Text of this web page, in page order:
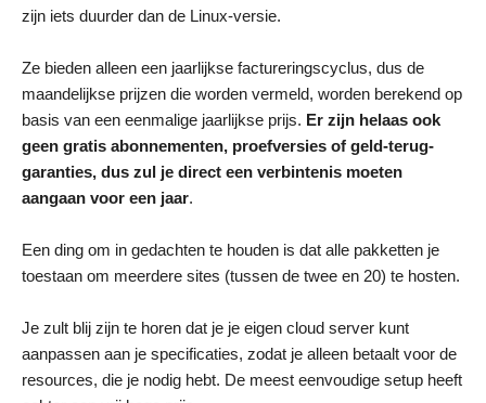
zijn iets duurder dan de Linux-versie.
Ze bieden alleen een jaarlijkse factureringscyclus, dus de
maandelijkse prijzen die worden vermeld, worden berekend op
basis van een eenmalige jaarlijkse prijs. Er zijn helaas ook
geen gratis abonnementen, proefversies of geld-terug-
garanties, dus zul je direct een verbintenis moeten
aangaan voor een jaar.
Een ding om in gedachten te houden is dat alle pakketten je
toestaan om meerdere sites (tussen de twee en 20) te hosten.
Je zult blij zijn te horen dat je je eigen cloud server kunt
aanpassen aan je specificaties, zodat je alleen betaalt voor de
resources, die je nodig hebt. De meest eenvoudige setup heeft